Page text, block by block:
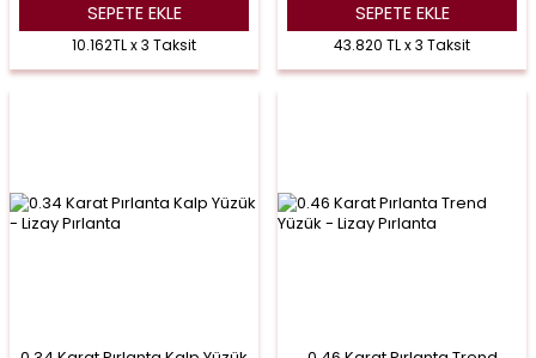
SEPETE EKLE
10.162TL x 3 Taksit
SEPETE EKLE
43.820 TL x 3 Taksit